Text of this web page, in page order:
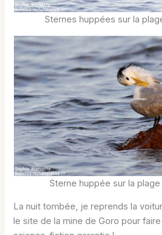
Sternes huppées sur la
Sterne huppée sur la
La nuit tombée, je reprends la
le site de la mine de Goro pour